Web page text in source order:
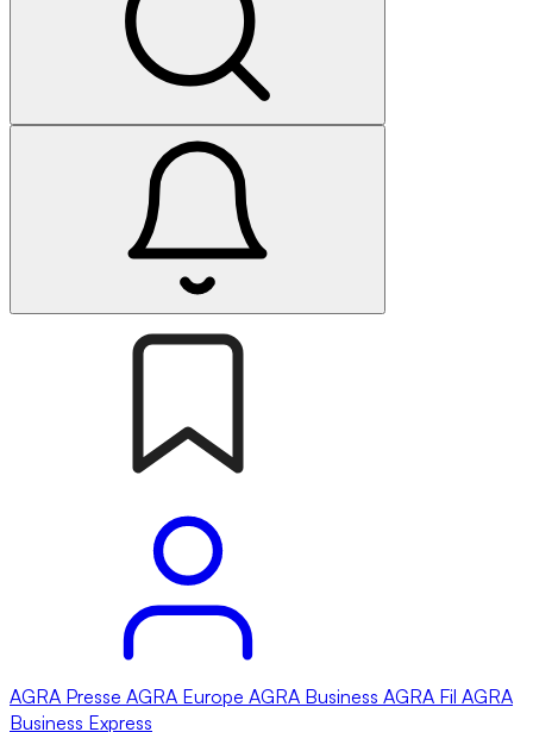
AGRA Presse AGRA Europe AGRA Business AGRA Fil AGRA
Business Express